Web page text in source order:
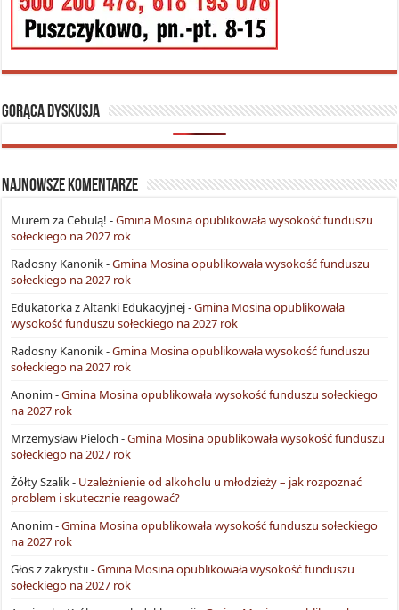
Gorąca dyskusja
Najnowsze komentarze
Murem za Cebulą! -Gmina Mosina opublikowała wysokość funduszu
sołeckiego na 2027 rok
Radosny Kanonik-Gmina Mosina opublikowała wysokość funduszu
sołeckiego na 2027 rok
Edukatorka z Altanki Edukacyjnej-Gmina Mosina opublikowała
wysokość funduszu sołeckiego na 2027 rok
Radosny Kanonik-Gmina Mosina opublikowała wysokość funduszu
sołeckiego na 2027 rok
Anonim -Gmina Mosina opublikowała wysokość funduszu sołeckiego
na 2027 rok
Mrzemysław Pieloch -Gmina Mosina opublikowała wysokość funduszu
sołeckiego na 2027 rok
Żółty Szalik- Uzależnienie od alkoholu u młodzieży – jak rozpoznać
problem i skutecznie reagować?
Anonim -Gmina Mosina opublikowała wysokość funduszu sołeckiego
na 2027 rok
Głos z zakrystii-Gmina Mosina opublikowała wysokość funduszu
sołeckiego na 2027 rok